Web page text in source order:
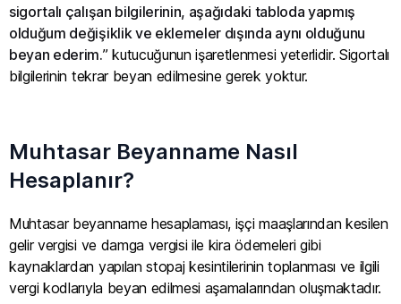
sigortalı çalışan bilgilerinin, aşağıdaki tabloda yapmış
olduğum değişiklik ve eklemeler dışında aynı olduğunu
beyan ederim.” kutucuğunun işaretlenmesi yeterlidir. Sigortalı
bilgilerinin tekrar beyan edilmesine gerek yoktur.
Muhtasar Beyanname Nasıl
Hesaplanır?
Muhtasar beyanname hesaplaması, işçi maaşlarından kesilen
gelir vergisi ve damga vergisi ile kira ödemeleri gibi
kaynaklardan yapılan stopaj kesintilerinin toplanması ve ilgili
vergi kodlarıyla beyan edilmesi aşamalarından oluşmaktadır.